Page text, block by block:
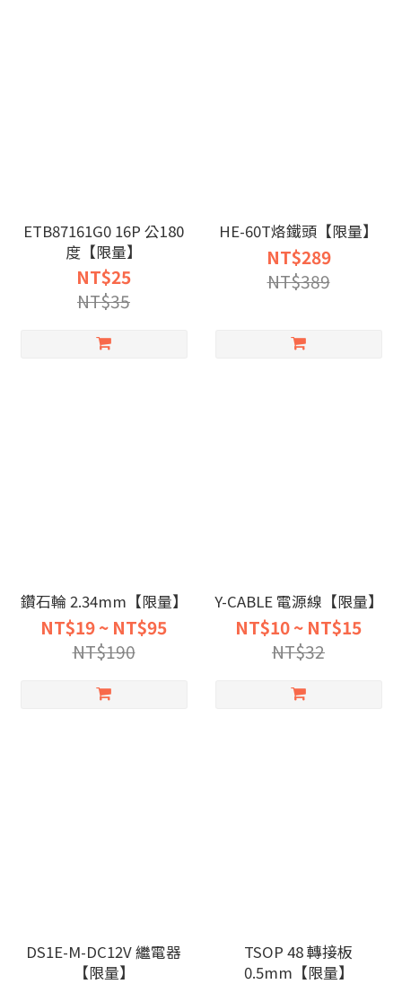
ETB87161G0 16P 公180
度【限量】
NT$25
NT$35
HE-60T烙鐵頭【限量】
NT$289
NT$389
鑽石輪 2.34mm【限量】
NT$19 ~ NT$95
NT$190
Y-CABLE 電源線【限量】
NT$10 ~ NT$15
NT$32
DS1E-M-DC12V 繼電器
【限量】
TSOP 48 轉接板
0.5mm【限量】